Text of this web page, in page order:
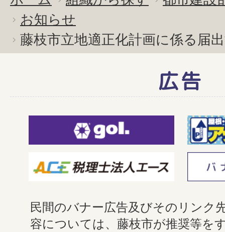
お知らせ
藤枝市立地適正化計画に係る届
広告
民間のバナー広告及びそのリンク
容については、藤枝市が推奨等を